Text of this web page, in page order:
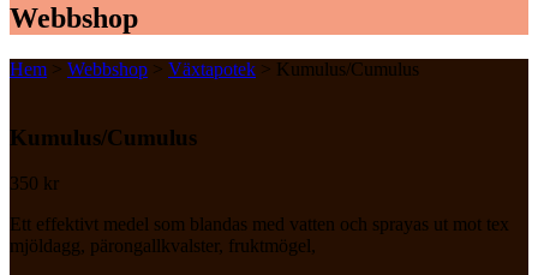
Webbshop
Hem > Webbshop > Växtapotek > Kumulus/Cumulus
Kumulus/Cumulus
350 kr
Ett effektivt medel som blandas med vatten och sprayas ut mot tex
mjöldagg, pärongallkvalster, fruktmögel,